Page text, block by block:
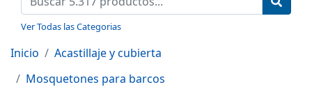
Ver Todas las Categorias
Inicio
Acastillaje y cubierta
Mosquetones para barcos